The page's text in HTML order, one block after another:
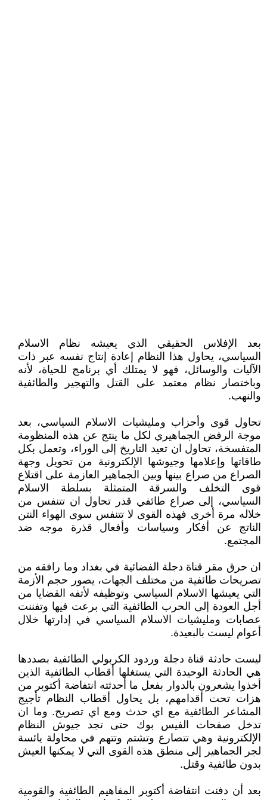
بعد الإفلاس الحقيقي الذي يعيشه نظام الاسلام
السياسي، يحاول هذا النظام إعادة إنتاج نفسه عبر ذات
الآليات والوسائل، فهو لا يمتلك أي برنامج للحياة، لأنه
وباختصار نظام معتمد على القتل والتهجير والطائفية
والنهب.
تحاول قوى وأحزاب ومليشيات الاسلام السياسي، بعد
موجة الرفض الجماهيري لكل ما ينتج عن هذه المنظومة
المتفسخة، تحاول ان تعيد التاريخ إلى الوراء، وتعمل بكل
طاقاتها وإعلامها وجيوشها الإلكترونية من تحويل وجهة
الصراع من صراع بينها وبين الجماهير العازمة على اقتلاع
قوى التخلف والسرقة المتمثلة بسلطة الاسلام
السياسي، إلى صراع طائفي قذر تحاول ان تتنفس من
خلاله مرة أخرى فهذه القوى لا تتنفس سوى الهواء النتن
الناتج عن أفكار وسياسات وأفعال قذرة موجه ضد
المجتمع.
ان حرق مقر قناة دجلة الفضائية في بغداد وما رافقه من
تصريحات طائفية من مختلف الجهات، يصور حجم الأزمة
التي يعيشها الاسلام السياسي وتوظيفه لأتفه القضايا من
أجل العودة إلى الحرب الطائفية التي برعت فيها وتفننت
عصابات ومليشيات الاسلام السياسي في إدارتها خلال
أعوام ليست بالبعيدة.
ليست حادثة قناة دجلة وردود الكربولي الطائفية بصددها
هي الحادثة الوحيدة التي يستغلها أقطاب الطائفية الذين
أخذوا يشعرون بالدوار بفعل ما أحدثته انتفاضة أكتوبر من
هزات تحت أقدامهم، بل يحاول أقطاب النظام تأجيج
المشاعر الطائفية مع اي حدث ومع اي تصريح. وما ان
تدخل صفحات الفيس بوك حتى تجد جيوش النظام
الإلكترونية وهي تتصارع وتشتم وتتهم في محاولة يائسة
لجر الجماهير إلى منطق هذه القوى التي لا يمكنها العيش
بدون طائفية وقتل.
بعد أن دفنت انتفاضة أكتوبر المفاهيم الطائفية والقومية